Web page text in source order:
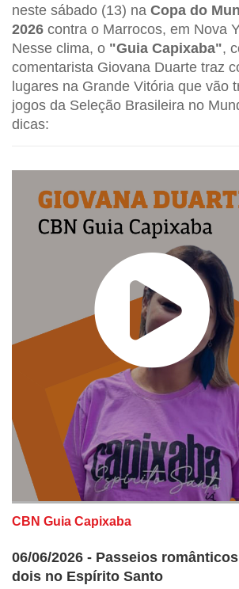
neste sábado (13) na Copa do
2026 contra o Marrocos, em Nova
Nesse clima, o "Guia Capixaba",
comentarista Giovana Duarte traz
lugares na Grande Vitória que vão
jogos da Seleção Brasileira no
dicas:
CBN Guia Capixaba
06/06/2026 - Passeios
dois no Espírito Santo